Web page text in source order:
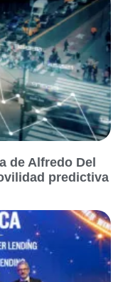
de Alfredo Del
predictiva